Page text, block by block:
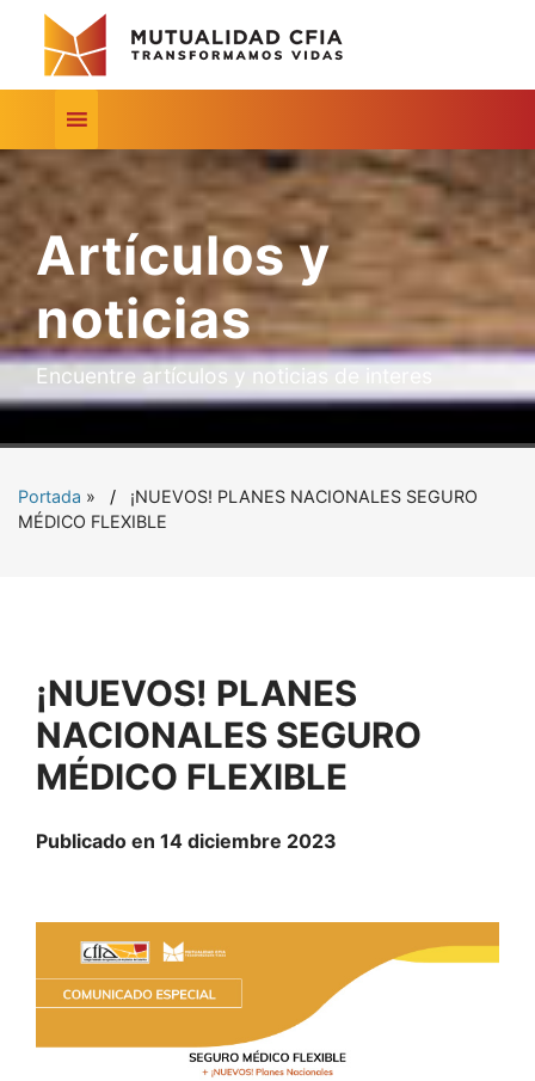
Artículos y
noticias
Encuentre artículos y noticias de interes
Portada »
¡NUEVOS! PLANES NACIONALES SEGURO
MÉDICO FLEXIBLE
¡NUEVOS! PLANES
NACIONALES SEGURO
MÉDICO FLEXIBLE
Publicado en 14 diciembre 2023